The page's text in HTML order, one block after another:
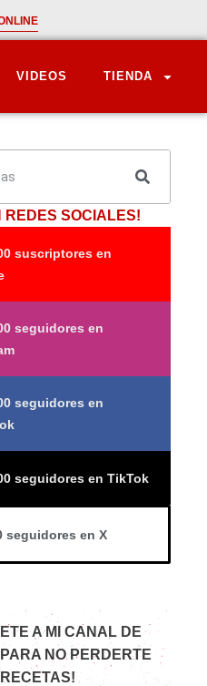
VIDEOS TIENDA
REDES SOCIALES!
suscriptores en
seguidores en
seguidores en
seguidores en TikTok
seguidores en X
A MI CANAL DE
NO PERDERTE
RECETAS!